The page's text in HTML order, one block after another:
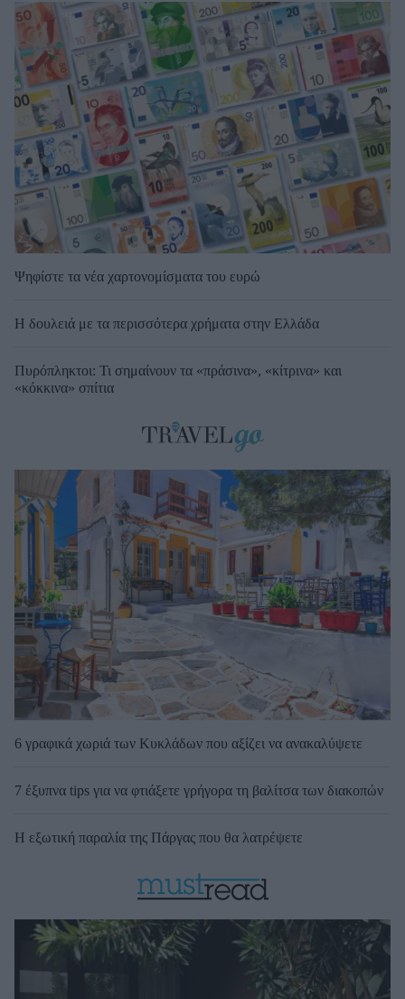
Ψηφίστε τα νέα χαρτονομίσματα του ευρώ
Η δουλειά με τα περισσότερα χρήματα στην Ελλάδα
Πυρόπληκτοι: Τι σημαίνουν τα «πράσινα», «κίτρινα» και
«κόκκινα» σπίτια
6 γραφικά χωριά των Κυκλάδων που αξίζει να ανακαλύψετε
7 έξυπνα tips για να φτιάξετε γρήγορα τη βαλίτσα των διακοπών
Η εξωτική παραλία της Πάργας που θα λατρέψετε